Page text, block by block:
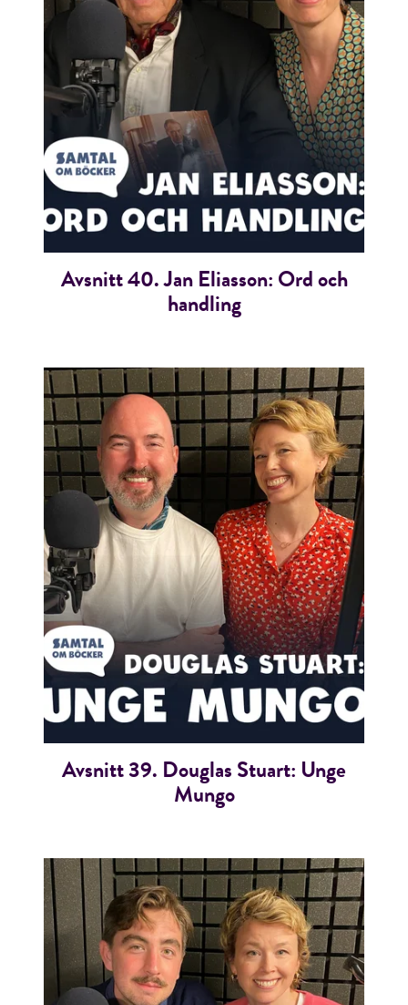
E-post*
Jag accepterar villkoren.
RÖSTA
ÅNGRA OCH STÄNG
Avsnitt 40. Jan Eliasson: Ord och
handling
Avsnitt 39. Douglas Stuart: Unge
Mungo